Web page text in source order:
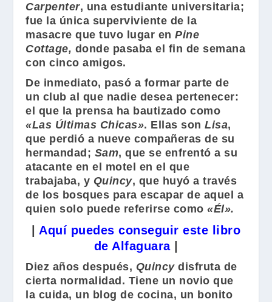
Carpenter, una estudiante universitaria;
fue la única superviviente de la
masacre que tuvo lugar enPine
Cottage, donde pasaba el fin de semana
con cinco amigos.
De inmediato, pasó a formar parte de
un club al que nadie desea pertenecer:
el que la prensa ha bautizado como
«Las Últimas Chicas». Ellas sonLisa,
que perdió a nueve compañeras de su
hermandad; Sam, que se enfrentó a su
atacante en el motel en el que
trabajaba, y Quincy, que huyó a través
de los bosques para escapar de aquel a
quien solo puede referirse como«Él».
Aquí puedes conseguir este libro
de Alfaguara|
Diez años después, Quincydisfruta de
cierta normalidad. Tiene un novio que
la cuida, un blog de cocina, un bonito